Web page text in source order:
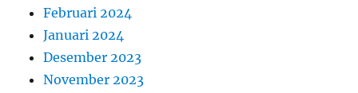
Februari 2024
Januari 2024
Desember 2023
November 2023